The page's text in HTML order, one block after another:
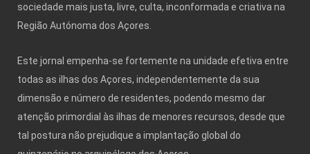
sociedade mais justa, livre, culta, inconformada e criativa na
Região Autónoma dos Açores.
Este jornal empenha-se fortemente na unidade efetiva entre
todas as ilhas dos Açores, independentemente da sua
dimensão e número de residentes, podendo mesmo dar
atenção primordial às ilhas de menores recursos, desde que
tal postura não prejudique a implantação global do